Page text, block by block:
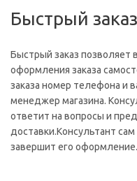
Быстрый заказ
Быстрый заказ позволяет
оформления заказа
заказа номер телефона и
менеджер магазина.
ответит на вопросы и
доставки.Консультант
завершит его оформление.